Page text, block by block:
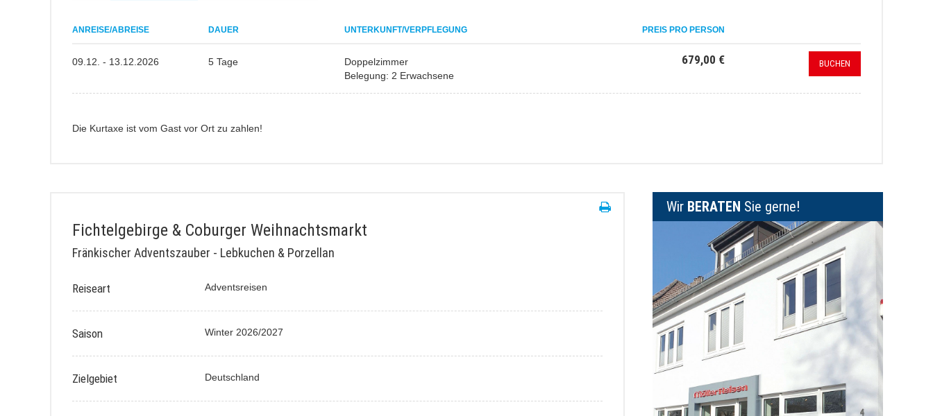
ANREISE/ABREISE DAUER UNTERKUNFT/VERPFLEGUNG PREIS PRO PERSON
09.12. - 13.12.2026 5 Tage
Doppelzimmer
Belegung: 2 Erwachsene
679,00 € BUCHEN
Die Kurtaxe ist vom Gast vor Ort zu zahlen!
Fichtelgebirge & Coburger Weihnachtsmarkt
Fränkischer Adventszauber - Lebkuchen & Porzellan
Reiseart Adventsreisen
Saison Winter 2026/2027
Zielgebiet Deutschland
Wir BERATEN Sie gerne!